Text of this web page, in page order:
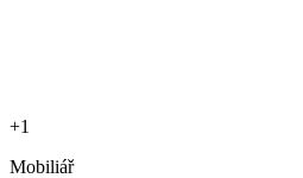
+1
Mobiliář